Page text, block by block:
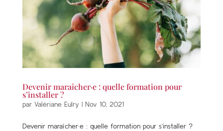
Devenir maraîcher·e : quelle formation pour
s’installer ?
par Valériane Eulry | Nov 10, 2021
Devenir maraîcher·e : quelle formation pour s’installer ?